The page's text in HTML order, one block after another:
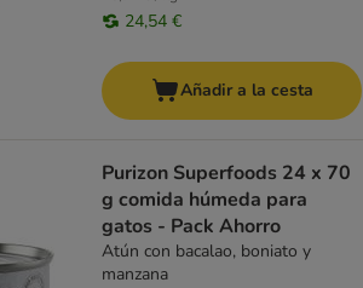
24,54 €
Añadir a la cesta
Purizon Superfoods 24 x 70
g comida húmeda para
gatos - Pack Ahorro
Atún con bacalao, boniato y
manzana